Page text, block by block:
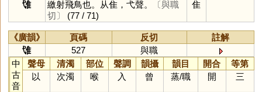
隿
繳射飛鳥也。从隹，弋聲。
〔與職
切〕
(77 / 71)
隹
《廣韻》 頁碼 反切
註解
隿
527
與職
中
古
音
聲母 清濁 部位 聲調 韻攝 韻目 開合
等第
以
次濁 喉 入 曾 蒸/職 開 三